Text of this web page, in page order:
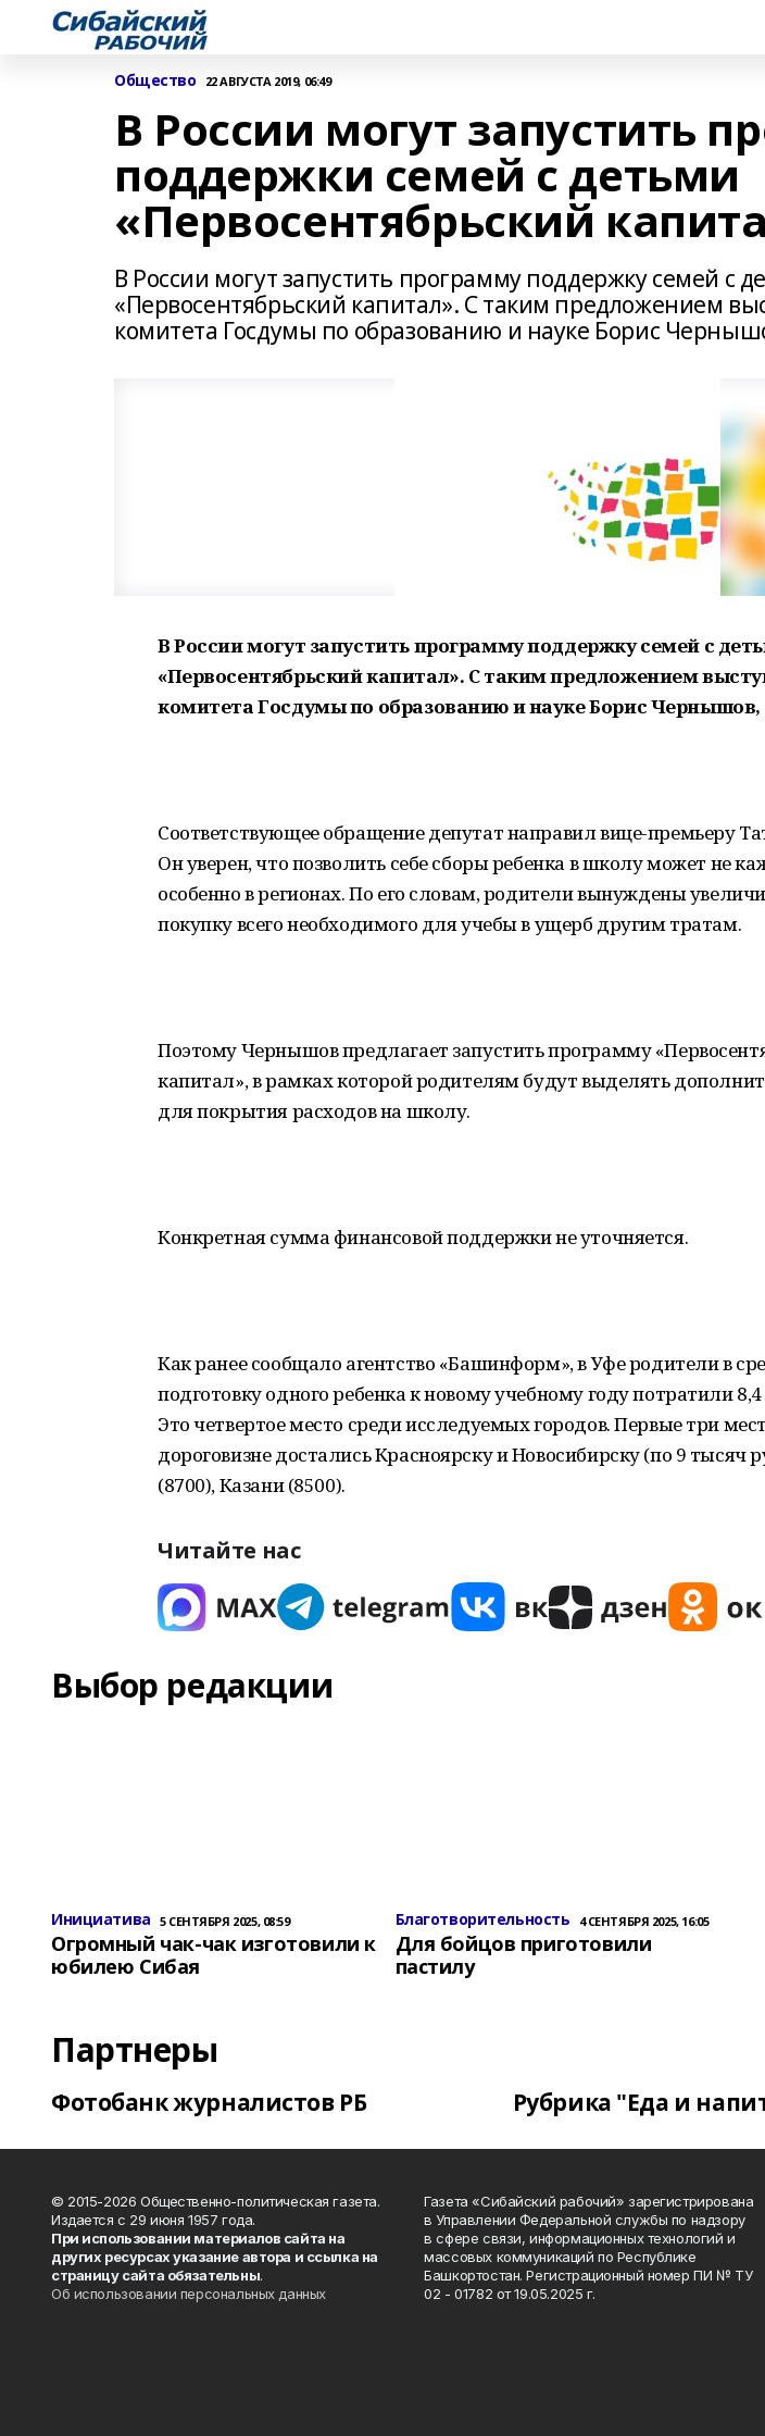
Общество 22 АВГУСТА 2019, 06:49
В России могут запустить
поддержки семей с детьми
«Первосентябрьский
В России могут запустить программу поддержку семей с
«Первосентябрьский капитал». С таким предложением
комитета Госдумы по образованию и науке Борис
В России могут запустить программу поддержку семей с
«Первосентябрьский капитал». С таким предложением
комитета Госдумы по образованию и науке Борис Чернышов,
Соответствующее обращение депутат направил вице-премьеру
Он уверен, что позволить себе сборы ребенка в школу может не
особенно в регионах. По его словам, родители вынуждены
покупку всего необходимого для учебы в ущерб другим тратам.
Поэтому Чернышов предлагает запустить программу
капитал», в рамках которой родителям будут выделять
для покрытия расходов на школу.
Конкретная сумма финансовой поддержки не уточняется.
Как ранее сообщало агентство «Башинформ», в Уфе родители в
подготовку одного ребенка к новому учебному году потратили
Это четвертое место среди исследуемых городов. Первые три
дороговизне достались Красноярску и Новосибирску (по 9 тысяч
(8700), Казани (8500).
Читайте нас
Выбор редакции
Инициатива 5 СЕНТЯБРЯ 2025, 08:59
Огромный чак-чак изготовили к
юбилею Сибая
Благотворительность 4 СЕНТЯБРЯ 2025, 16:05
Для бойцов приготовили
пастилу
Партнеры
Фотобанк журналистов РБ Рубрика "Еда и
© 2015-2026 Общественно-политическая газета.
Издается с 29 июня 1957 года.
При использовании материалов сайта на
других ресурсах указание автора и ссылка на
страницу сайта обязательны.
Об использовании персональных данных
Газета «Сибайский рабочий» зарегистрирована
в Управлении Федеральной службы по надзору
в сфере связи, информационных технологий и
массовых коммуникаций по Республике
Башкортостан. Регистрационный номер ПИ № ТУ
02 - 01782 от 19.05.2025 г.